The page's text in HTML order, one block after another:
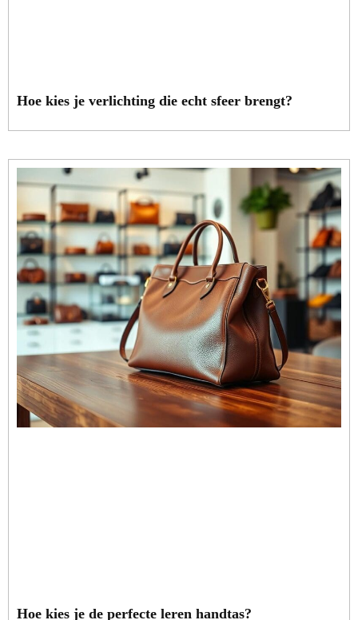
Hoe kies je verlichting die echt sfeer brengt?
Hoe kies je de perfecte leren handtas?